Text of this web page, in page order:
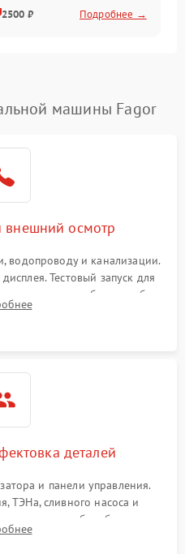
2500 ₽ Подробнее →
Подробнее →
машины Fagor
внешний осмотр
водопроводу и канализации.
Тестовый запуск для
протечек или сбоев в работе
управления.
деталей
и панели управления.
ТЭНа, сливного насоса и
подшипников барабана и
люка на разрывы.